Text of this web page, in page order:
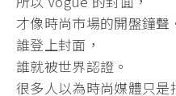
才像時尚市場的開盤鐘聲
誰登上封面，
誰就被世界認證。
很多人以為時尚媒體只是